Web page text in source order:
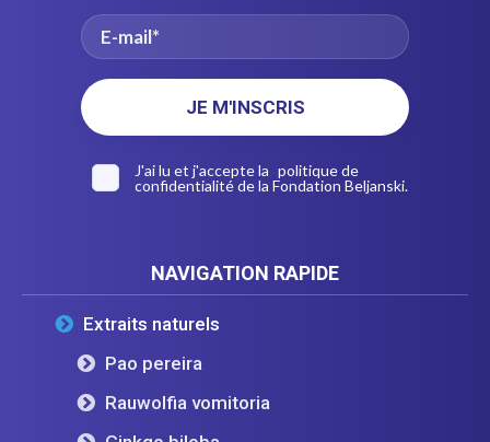
J'ai lu et j'accepte la politique de
confidentialitéde la Fondation Beljanski.
NAVIGATION RAPIDE
Extraits naturels
Pao pereira
Rauwolfia vomitoria